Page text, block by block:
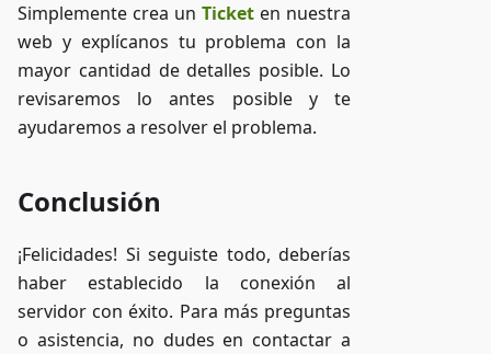
Simplemente crea un Ticket en nuestra
web y explícanos tu problema con la
mayor cantidad de detalles posible. Lo
revisaremos lo antes posible y te
ayudaremos a resolver el problema.
Conclusión
¡Felicidades! Si seguiste todo, deberías
haber establecido la conexión al
servidor con éxito. Para más preguntas
o asistencia, no dudes en contactar a